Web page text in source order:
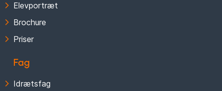
Elevportræt
Brochure
Priser
Fag
Idrætsfag